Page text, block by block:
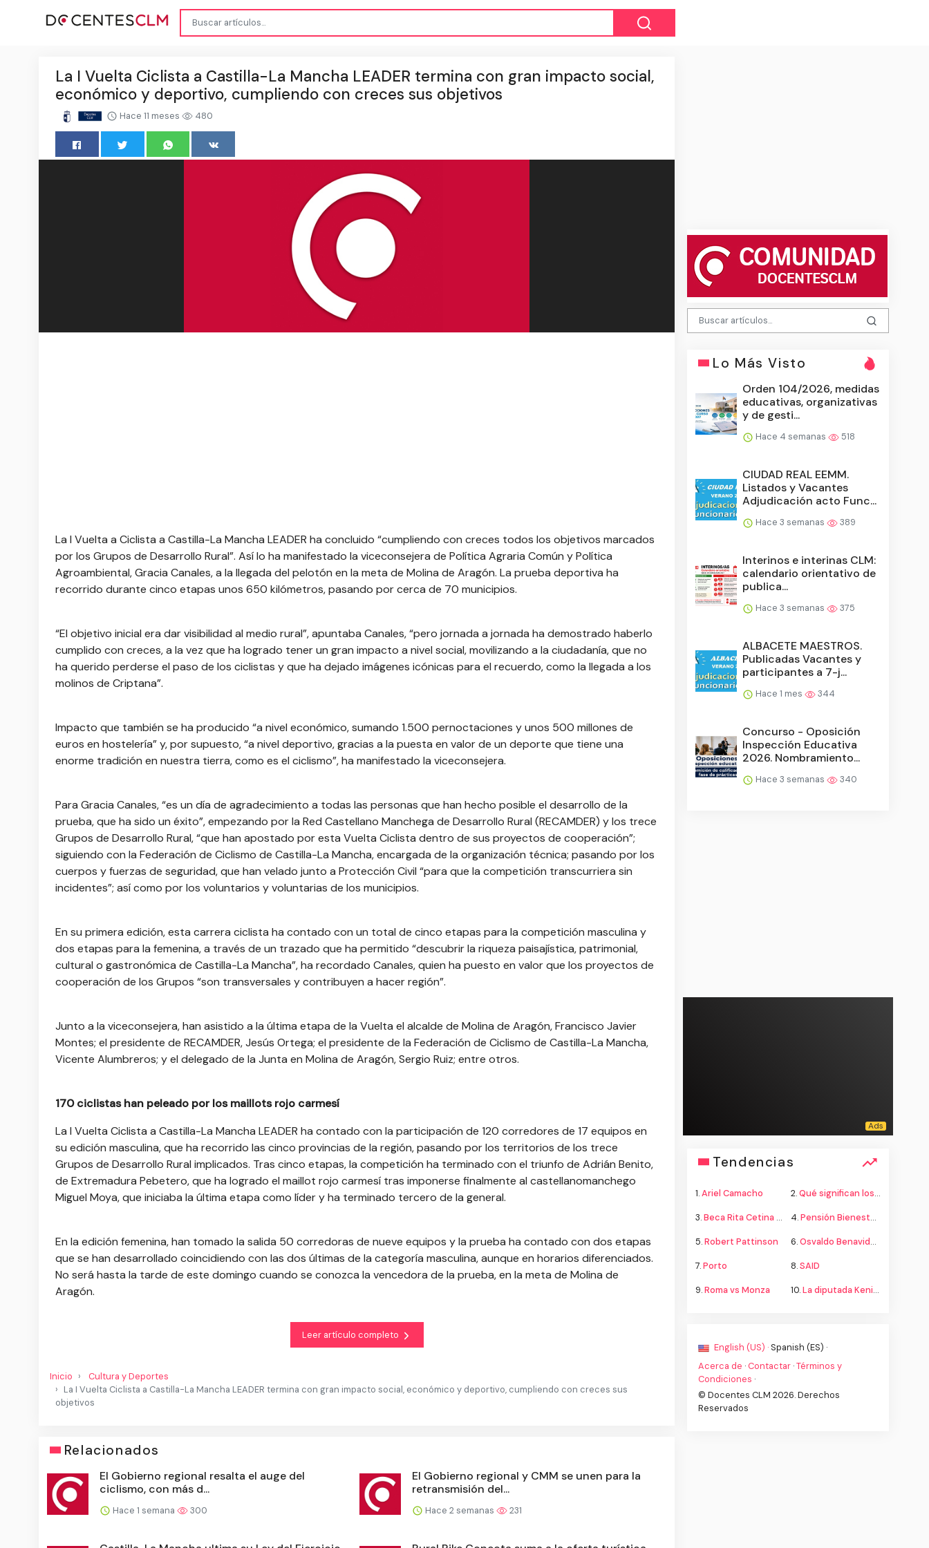
La I Vuelta Ciclista a Castilla-La Mancha LEADER termina con gran impacto social,
económico y deportivo, cumpliendo con creces sus objetivos
Hace 11 meses 480
La I Vuelta a Ciclista a Castilla-La Mancha LEADER ha concluido “cumpliendo con creces todos los objetivos marcados
por los Grupos de Desarrollo Rural”. Así lo ha manifestado la viceconsejera de Política Agraria Común y Política
Agroambiental, Gracia Canales, a la llegada del pelotón en la meta de Molina de Aragón. La prueba deportiva ha
recorrido durante cinco etapas unos 650 kilómetros, pasando por cerca de 70 municipios.
“El objetivo inicial era dar visibilidad al medio rural”, apuntaba Canales, “pero jornada a jornada ha demostrado haberlo
cumplido con creces, a la vez que ha logrado tener un gran impacto a nivel social, movilizando a la ciudadanía, que no
ha querido perderse el paso de los ciclistas y que ha dejado imágenes icónicas para el recuerdo, como la llegada a los
molinos de Criptana”.
Impacto que también se ha producido “a nivel económico, sumando 1.500 pernoctaciones y unos 500 millones de
euros en hostelería” y, por supuesto, “a nivel deportivo, gracias a la puesta en valor de un deporte que tiene una
enorme tradición en nuestra tierra, como es el ciclismo”, ha manifestado la viceconsejera.
Para Gracia Canales, “es un día de agradecimiento a todas las personas que han hecho posible el desarrollo de la
prueba, que ha sido un éxito”, empezando por la Red Castellano Manchega de Desarrollo Rural (RECAMDER) y los trece
Grupos de Desarrollo Rural, “que han apostado por esta Vuelta Ciclista dentro de sus proyectos de cooperación”;
siguiendo con la Federación de Ciclismo de Castilla-La Mancha, encargada de la organización técnica; pasando por los
cuerpos y fuerzas de seguridad, que han velado junto a Protección Civil “para que la competición transcurriera sin
incidentes”; así como por los voluntarios y voluntarias de los municipios.
En su primera edición, esta carrera ciclista ha contado con un total de cinco etapas para la competición masculina y
dos etapas para la femenina, a través de un trazado que ha permitido “descubrir la riqueza paisajística, patrimonial,
cultural o gastronómica de Castilla-La Mancha”, ha recordado Canales, quien ha puesto en valor que los proyectos de
cooperación de los Grupos “son transversales y contribuyen a hacer región”.
Junto a la viceconsejera, han asistido a la última etapa de la Vuelta el alcalde de Molina de Aragón, Francisco Javier
Montes; el presidente de RECAMDER, Jesús Ortega; el presidente de la Federación de Ciclismo de Castilla-La Mancha,
Vicente Alumbreros; y el delegado de la Junta en Molina de Aragón, Sergio Ruiz; entre otros.
170 ciclistas han peleado por los maillots rojo carmesí
La I Vuelta Ciclista a Castilla-La Mancha LEADER ha contado con la participación de 120 corredores de 17 equipos en
su edición masculina, que ha recorrido las cinco provincias de la región, pasando por los territorios de los trece
Grupos de Desarrollo Rural implicados. Tras cinco etapas, la competición ha terminado con el triunfo de Adrián Benito,
de Extremadura Pebetero, que ha logrado el maillot rojo carmesí tras imponerse finalmente al castellanomanchego
Miguel Moya, que iniciaba la última etapa como líder y ha terminado tercero de la general.
En la edición femenina, han tomado la salida 50 corredoras de nueve equipos y la prueba ha contado con dos etapas
que se han desarrollado coincidiendo con las dos últimas de la categoría masculina, aunque en horarios diferenciados.
No será hasta la tarde de este domingo cuando se conozca la vencedora de la prueba, en la meta de Molina de
Aragón.
Leer artículo completo
Inicio
Cultura y Deportes
La I Vuelta Ciclista a Castilla-La Mancha LEADER termina con gran impacto social, económico y deportivo, cumpliendo con creces sus
objetivos
Relacionados
El Gobierno regional resalta el auge del
ciclismo, con más d...
Hace 1 semana 300
El Gobierno regional y CMM se unen para la
retransmisión del...
Hace 2 semanas 231
Lo Más Visto
Orden 104/2026, medidas
educativas, organizativas
y de gesti...
Hace 4 semanas 518
CIUDAD REAL EEMM.
Listados y Vacantes
Adjudicación acto Func...
Hace 3 semanas 389
Interinos e interinas CLM:
calendario orientativo de
publica...
Hace 3 semanas 375
ALBACETE MAESTROS.
Publicadas Vacantes y
participantes a 7-j...
Hace 1 mes 344
Concurso - Oposición
Inspección Educativa
2026. Nombramiento...
Hace 3 semanas 340
Tendencias
1.Ariel Camacho 2.Qué significan los colores de la bandera
3.Beca Rita Cetina secundaria 4.Pensión Bienestar adultos mayores
5.Robert Pattinson 6.Osvaldo Benavides
7.Porto 8.SAID
9.Roma vs Monza 10.La diputada Kenia López propone cambiar el nombre del país a México
English (US) · Spanish (ES) ·
Acerca de · Contactar ·Términos y
Condiciones ·
© Docentes CLM 2026. Derechos
Reservados